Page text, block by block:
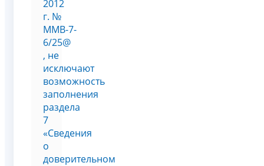
2012
г. №
ММВ-7-
6/25@
, не
исключают
возможность
заполнения
раздела
7
«Сведения
о
доверительном